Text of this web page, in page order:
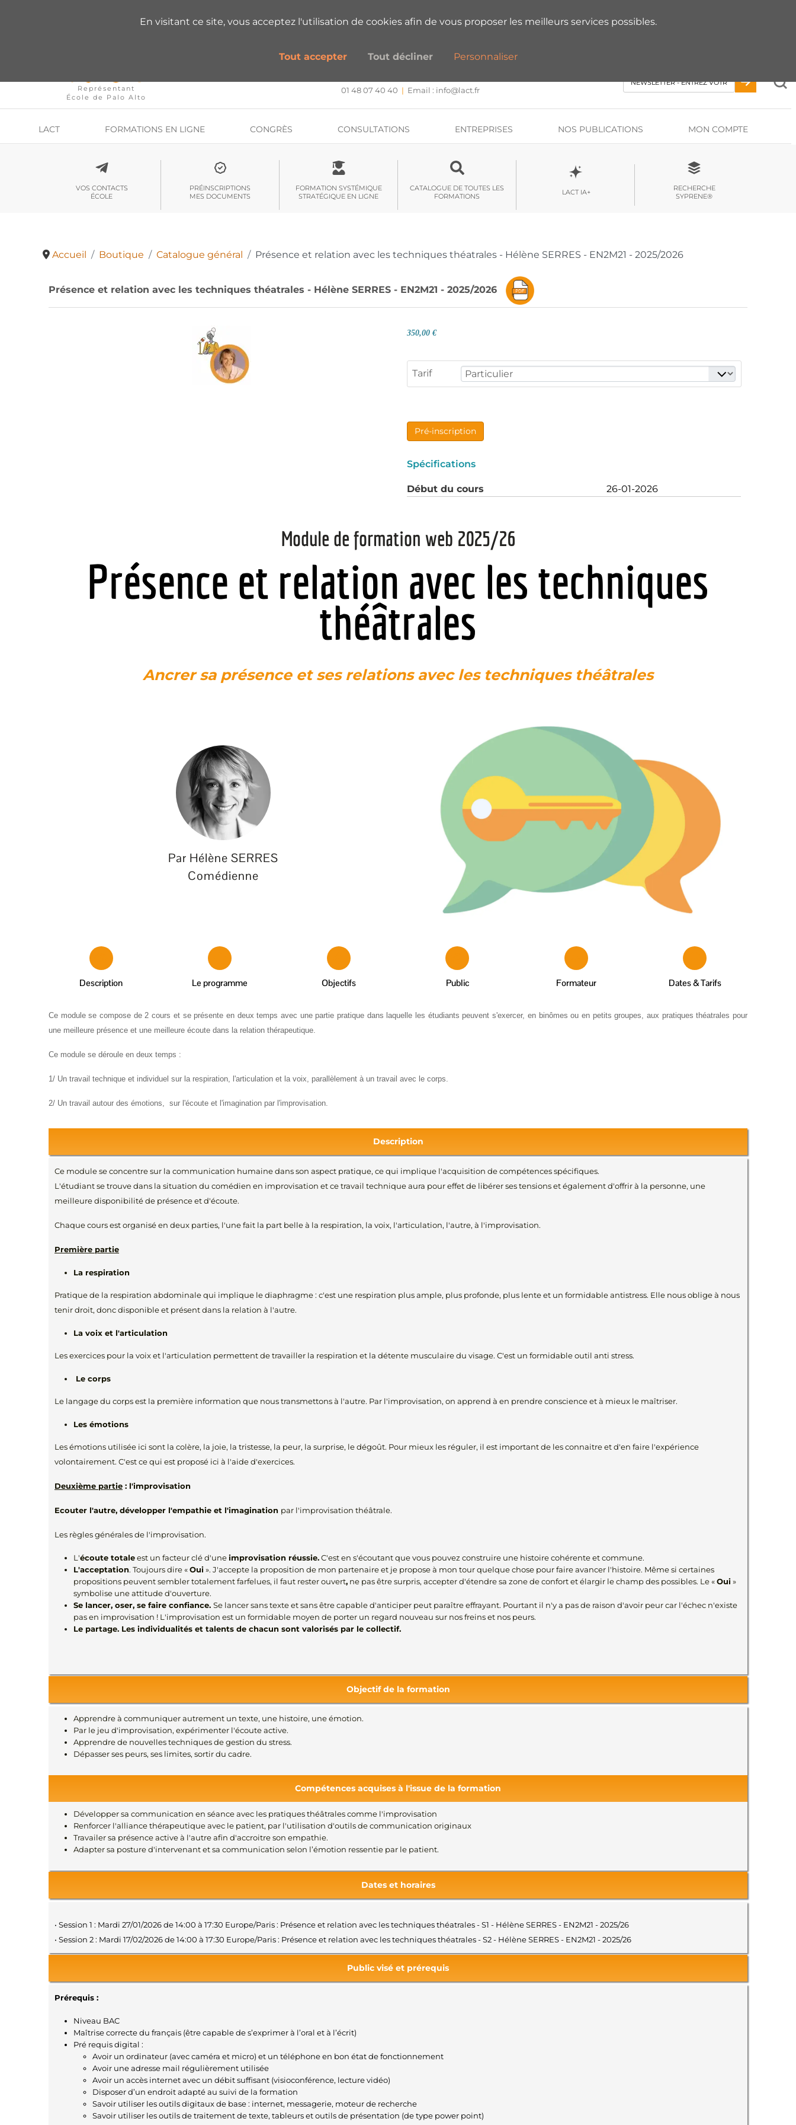
Représentant
École de Palo Alto
CENTRE DE FORMATION, INTERVENTION ET RECHERCHE
01 48 07 40 40 | Email : info@lact.fr
VOUS AVEZ DES QUESTIONS SUR NOS FORMATIONS ? PRENEZ RDV AVEC UN EXPERT
LACT FORMATIONS EN LIGNE CONGRÈS CONSULTATIONS ENTREPRISES NOS PUBLICATIONS MON COMPTE
VOS CONTACTS
ÉCOLE
PRÉINSCRIPTIONS
MES DOCUMENTS
FORMATION SYSTÉMIQUE
STRATÉGIQUE EN LIGNE
CATALOGUE DE TOUTES LES
FORMATIONS
LACT IA+
RECHERCHE
SYPRENE®
Accueil Boutique Catalogue général Présence et relation avec les techniques théatrales - Hélène SERRES - EN2M21 - 2025/2026
Présence et relation avec les techniques théatrales - Hélène SERRES - EN2M21 - 2025/2026
350,00 €
Tarif
Pré-inscription
Spécifications
Début du cours 26-01-2026
Module de formation web 2025/26
Présence et relation avec les techniques
théâtrales
Ancrer sa présence et ses relations avec les techniques théâtrales
Par Hélène SERRES
Comédienne
Description Le programme Objectifs Public Formateur Dates & Tarifs
Ce module se compose de 2 cours et se présente en deux temps avec une partie pratique dans laquelle les étudiants peuvent s'exercer, en binômes ou en petits groupes, aux pratiques théatrales pour
une meilleure présence et une meilleure écoute dans la relation thérapeutique.
Ce module se déroule en deux temps :
1/ Un travail technique et individuel sur la respiration, l'articulation et la voix, parallèlement à un travail avec le corps.
2/ Un travail autour des émotions, sur l'écoute et l'imagination par l'improvisation.
Description
Ce module se concentre sur la communication humaine dans son aspect pratique, ce qui implique l'acquisition de compétences spécifiques.
L'étudiant se trouve dans la situation du comédien en improvisation et ce travail technique aura pour effet de libérer ses tensions et également d'offrir à la personne, une
meilleure disponibilité de présence et d'écoute.
Chaque cours est organisé en deux parties, l'une fait la part belle à la respiration, la voix, l'articulation, l'autre, à l'improvisation.
Première partie
La respiration
Pratique de la respiration abdominale qui implique le diaphragme : c'est une respiration plus ample, plus profonde, plus lente et un formidable antistress. Elle nous oblige à nous
tenir droit, donc disponible et présent dans la relation à l'autre.
La voix et l'articulation
Les exercices pour la voix et l'articulation permettent de travailler la respiration et la détente musculaire du visage. C'est un formidable outil anti stress.
Le corps
Le langage du corps est la première information que nous transmettons à l'autre. Par l'improvisation, on apprend à en prendre conscience et à mieux le maîtriser.
Les émotions
Les émotions utilisée ici sont la colère, la joie, la tristesse, la peur, la surprise, le dégoût. Pour mieux les réguler, il est important de les connaitre et d'en faire l'expérience
volontairement. C'est ce qui est proposé ici à l'aide d'exercices.
Deuxième partie : l'improvisation
Ecouter l'autre, développer l'empathie et l'imagination par l'improvisation théâtrale.
Les règles générales de l'improvisation.
L'écoute totaleest un facteur clé d'uneimprovisation réussie.C'est en s'écoutant que vous pouvez construire une histoire cohérente et commune.
L'acceptation. Toujours dire «Oui». J'accepte la proposition de mon partenaire et je propose à mon tour quelque chose pour faire avancer l'histoire. Même si certaines
propositions peuvent sembler totalement farfelues, il faut rester ouvert, ne pas être surpris, accepter d'étendre sa zone de confort et élargir le champ des possibles. Le «Oui»
symbolise une attitude d'ouverture.
Se lancer, oser, se faire confiance. Se lancer sans texte et sans être capable d'anticiper peut paraître effrayant. Pourtant il n'y a pas de raison d'avoir peur car l'échec n'existe
pas en improvisation ! L'improvisation est un formidable moyen de porter un regard nouveau sur nos freins et nos peurs.
Le partage. Les individualités et talents de chacun sont valorisés par le collectif.
Objectif de la formation
Apprendre à communiquer autrement un texte, une histoire, une émotion.
Par le jeu d'improvisation, expérimenter l'écoute active.
Apprendre de nouvelles techniques de gestion du stress.
Dépasser ses peurs, ses limites, sortir du cadre.
Compétences acquises à l'issue de la formation
Développer sa communication en séance avec les pratiques théâtrales comme l'improvisation
Renforcer l'alliance thérapeutique avec le patient, par l'utilisation d'outils de communication originaux
Travailer sa présence active à l'autre afin d'accroitre son empathie.
Adapter sa posture d'intervenant et sa communication selon l’émotion ressentie par le patient.
Dates et horaires
• Session 1 : Mardi 27/01/2026 de 14:00 à 17:30 Europe/Paris : Présence et relation avec les techniques théatrales - S1 - Hélène SERRES - EN2M21 - 2025/26
• Session 2 : Mardi 17/02/2026 de 14:00 à 17:30 Europe/Paris : Présence et relation avec les techniques théatrales - S2 - Hélène SERRES - EN2M21 - 2025/26
Public visé et prérequis
Prérequis :
Niveau BAC
Maîtrise correcte du français (être capable de s’exprimer à l’oral et à l’écrit)
Pré requis digital :
Avoir un ordinateur (avec caméra et micro) et un téléphone en bon état de fonctionnement
Avoir une adresse mail régulièrement utilisée
Avoir un accès internet avec un débit suffisant (visioconférence, lecture vidéo)
Disposer d’un endroit adapté au suivi de la formation
Savoir utiliser les outils digitaux de base : internet, messagerie, moteur de recherche
Savoir utiliser les outils de traitement de texte, tableurs et outils de présentation (de type power point)
En visitant ce site, vous acceptez l'utilisation de cookies afin de vous proposer les meilleurs services possibles.
Tout accepter Tout décliner Personnaliser